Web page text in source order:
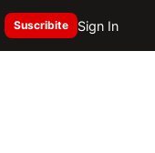
Suscribite Sign In